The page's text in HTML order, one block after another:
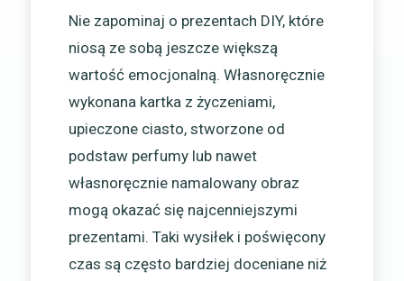
Nie zapominaj o prezentach DIY, które
niosą ze sobą jeszcze większą
wartość emocjonalną. Własnoręcznie
wykonana kartka z życzeniami,
upieczone ciasto, stworzone od
podstaw perfumy lub nawet
własnoręcznie namalowany obraz
mogą okazać się najcenniejszymi
prezentami. Taki wysiłek i poświęcony
czas są często bardziej doceniane niż